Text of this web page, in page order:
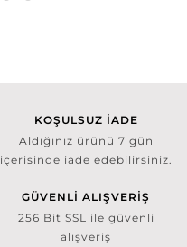
KOŞULSUZ İADE
Aldığınız ürünü 7 gün
içerisinde iade edebilirsiniz.
GÜVENLİ ALIŞVERİŞ
256 Bit SSL ile güvenli
alışveriş